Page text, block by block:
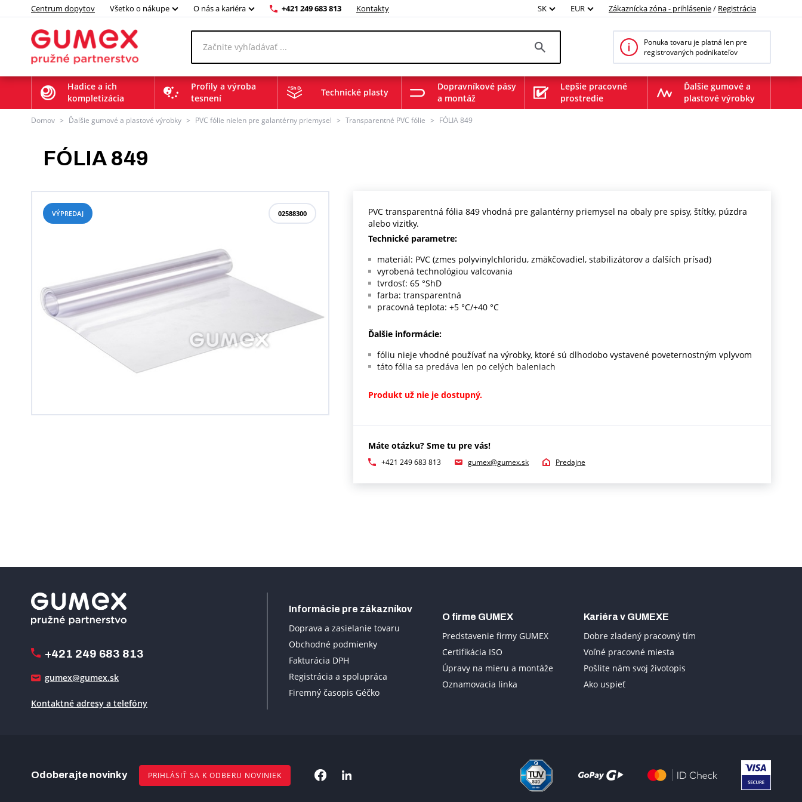
Centrum dopytov Všetko o nákupe O nás a kariéra +421 249 683 813 Kontakty SK EUR Zákaznícka zóna - prihlásenie/ Registrácia
Ponuka tovaru je platná len pre
registrovaných podnikateľov
Hadice a ich
kompletizácia
Profily a výroba
tesnení
Technické plasty
Dopravníkové pásy
a montáž
Lepšie pracovné
prostredie
Ďalšie gumové a
plastové výrobky
Domov > Ďalšie gumové a plastové výrobky > PVC fólie nielen pre galantérny priemysel > Transparentné PVC fólie > FÓLIA 849
FÓLIA 849
02588300
VÝPREDAJ
PVC transparentná fólia 849 vhodná pre galantérny priemysel na obaly pre spisy, štítky, púzdra
alebo vizitky.
Technické parametre:
materiál: PVC (zmes polyvinylchloridu, zmäkčovadiel, stabilizátorov a ďalších prísad)
vyrobená technológiou valcovania
tvrdosť: 65 °ShD
farba: transparentná
pracovná teplota: +5 °C/+40 °C
Ďalšie informácie:
fóliu nieje vhodné používať na výrobky, ktoré sú dlhodobo vystavené poveternostným vplyvom
táto fólia sa predáva len po celých baleniach
Produkt už nie je dostupný.
Máte otázku? Sme tu pre vás!
+421 249 683 813 gumex@gumex.sk Predajne
+421 249 683 813
gumex@gumex.sk
Kontaktné adresy a telefóny
Informácie pre zákazníkov
Doprava a zasielanie tovaru
Obchodné podmienky
Fakturácia DPH
Registrácia a spolupráca
Firemný časopis Géčko
O firme GUMEX
Predstavenie firmy GUMEX
Certifikácia ISO
Úpravy na mieru a montáže
Oznamovacia linka
Kariéra v GUMEXE
Dobre zladený pracovný tím
Voľné pracovné miesta
Pošlite nám svoj životopis
Ako uspieť
Odoberajte novinky PRIHLÁSIŤ SA K ODBERU NOVINIEK